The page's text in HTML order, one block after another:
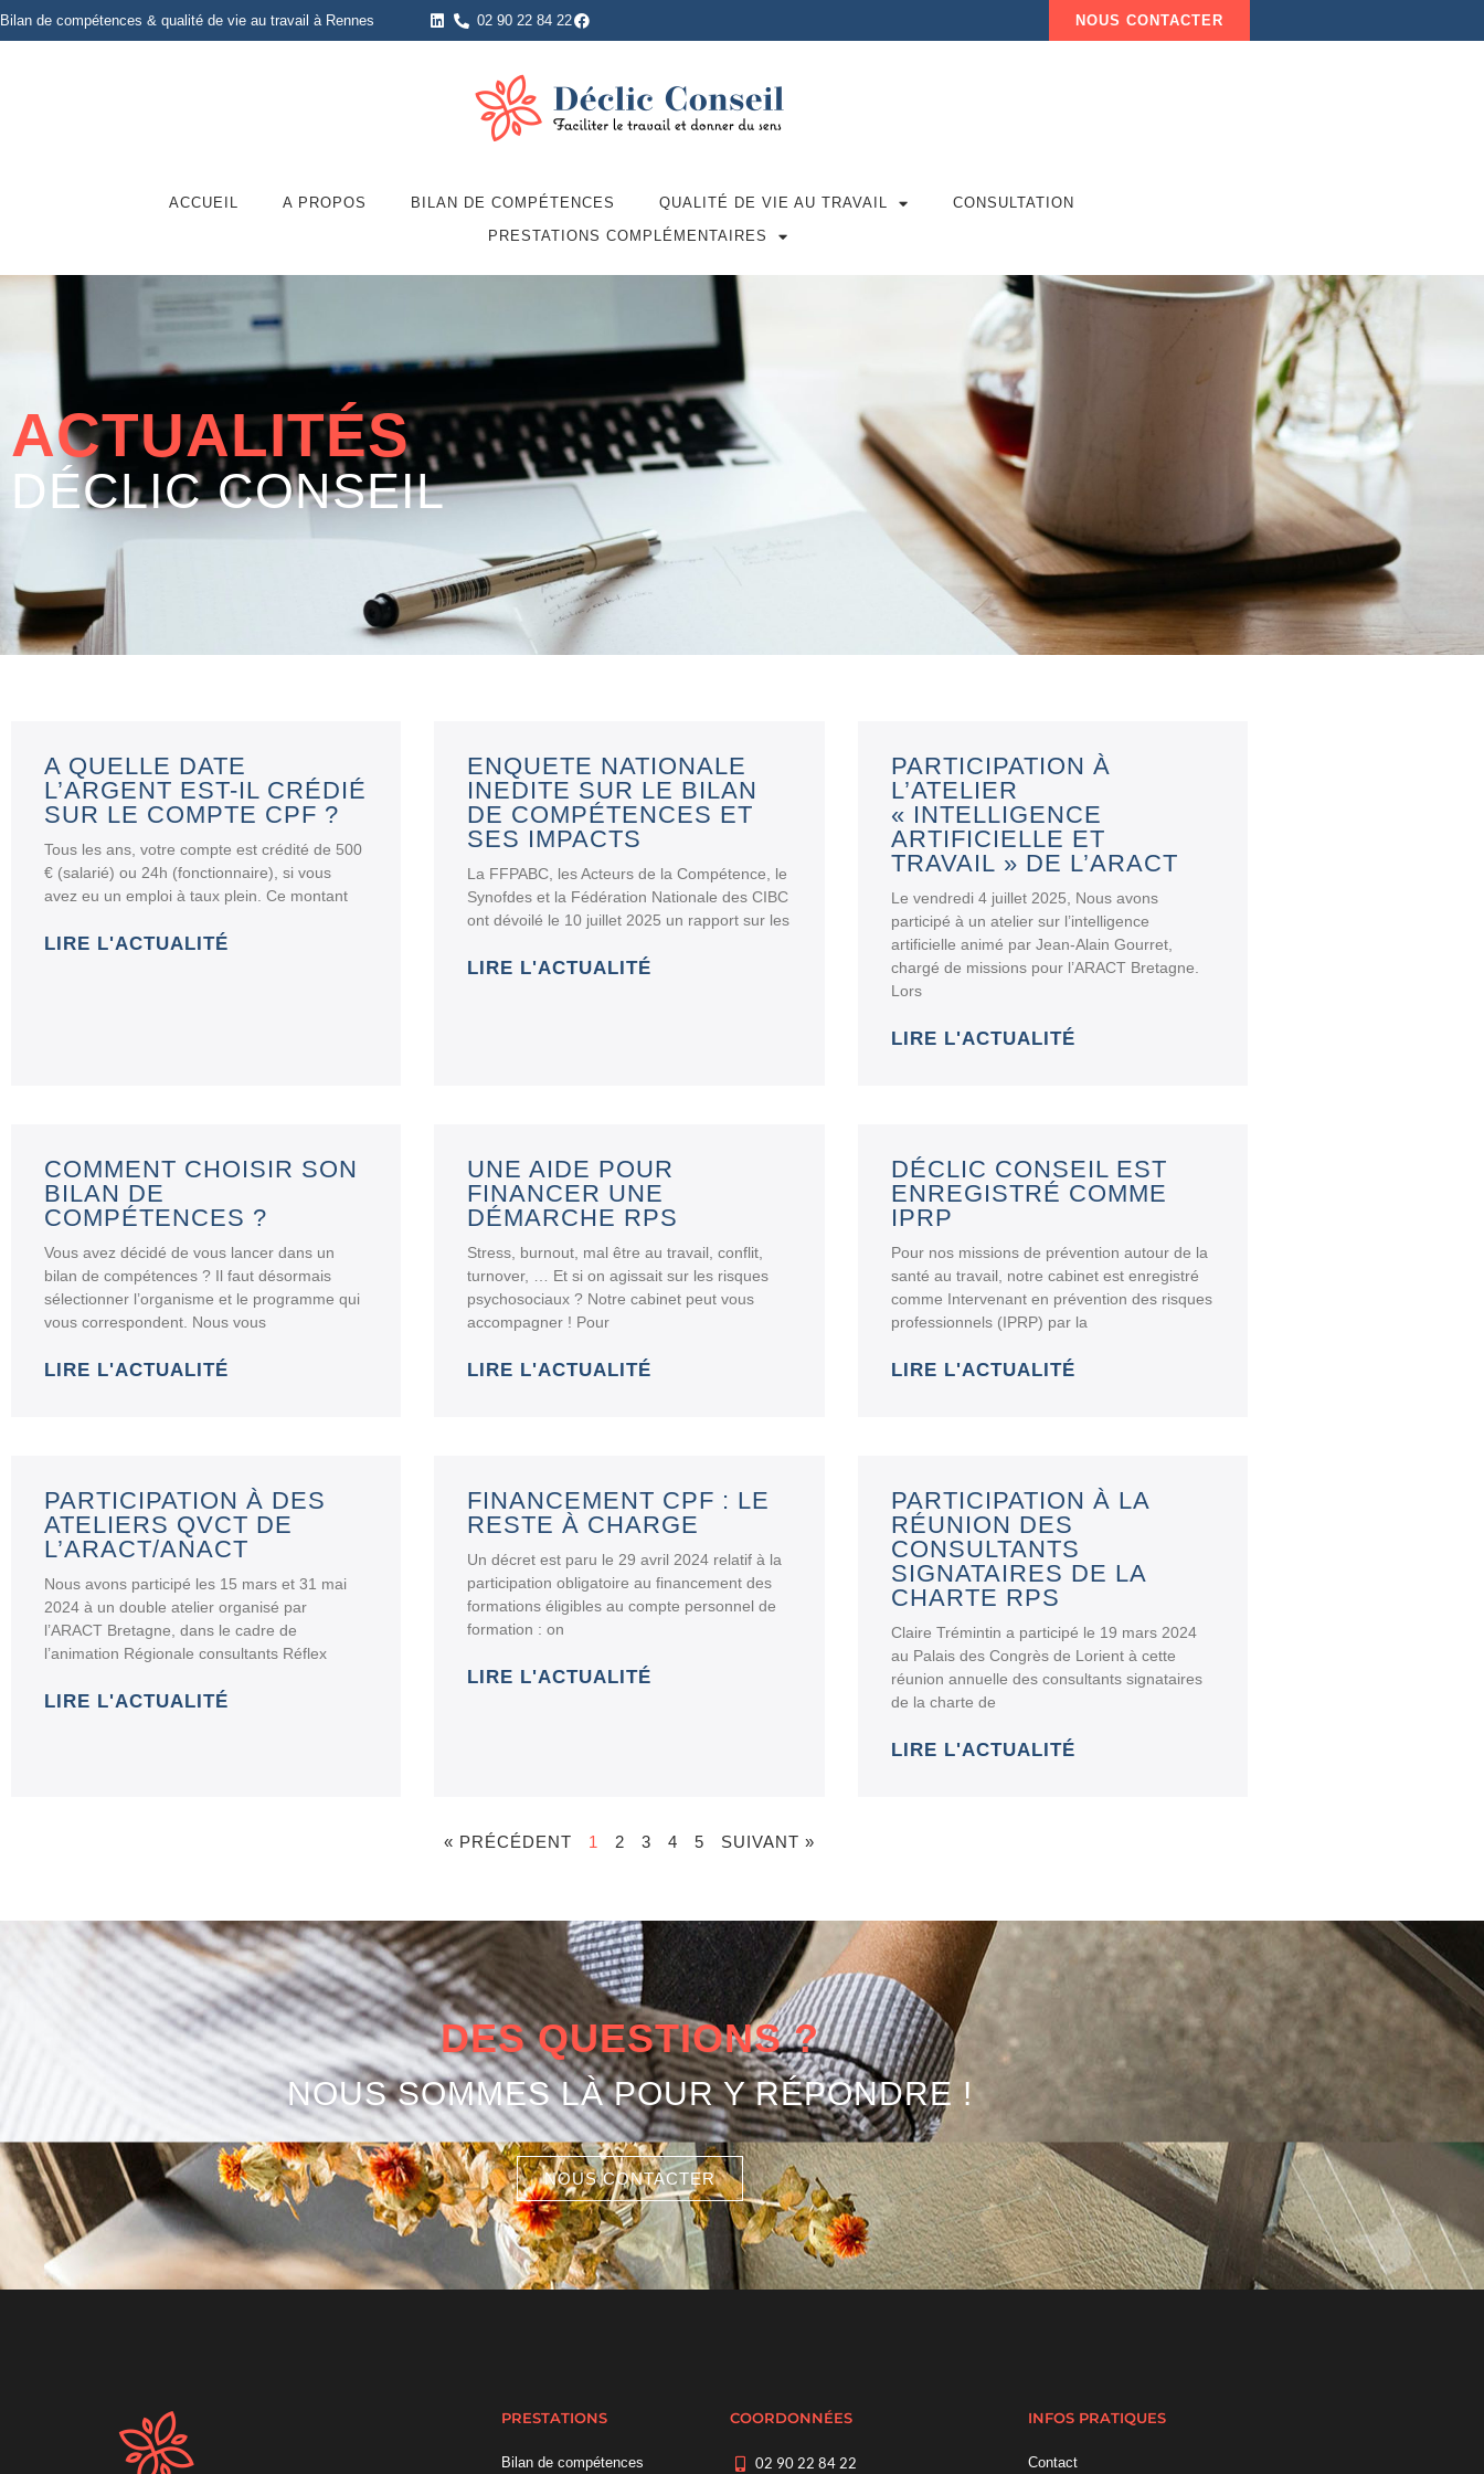
Bilan de compétences & qualité de vie au travail à Rennes 02 90 22 84 22 NOUS CONTACTER
ACCUEIL A PROPOS BILAN DE COMPÉTENCES QUALITÉ DE VIE AU TRAVAIL
CONSULTATION
PRESTATIONS COMPLÉMENTAIRES
ACTUALITÉS
DÉCLIC CONSEIL
A QUELLE DATE
L’ARGENT EST-IL CRÉDIÉ
SUR LE COMPTE CPF ?
Tous les ans, votre compte est crédité de 500
€ (salarié) ou 24h (fonctionnaire), si vous
avez eu un emploi à taux plein. Ce montant
LIRE L'ACTUALITÉ
ENQUETE NATIONALE
INEDITE SUR LE BILAN
DE COMPÉTENCES ET
SES IMPACTS
La FFPABC, les Acteurs de la Compétence, le
Synofdes et la Fédération Nationale des CIBC
ont dévoilé le 10 juillet 2025 un rapport sur les
LIRE L'ACTUALITÉ
PARTICIPATION À
L’ATELIER
« INTELLIGENCE
ARTIFICIELLE ET
TRAVAIL » DE L’ARACT
Le vendredi 4 juillet 2025, Nous avons
participé à un atelier sur l’intelligence
artificielle animé par Jean-Alain Gourret,
chargé de missions pour l’ARACT Bretagne.
Lors
LIRE L'ACTUALITÉ
COMMENT CHOISIR SON
BILAN DE
COMPÉTENCES ?
Vous avez décidé de vous lancer dans un
bilan de compétences ? Il faut désormais
sélectionner l’organisme et le programme qui
vous correspondent. Nous vous
LIRE L'ACTUALITÉ
UNE AIDE POUR
FINANCER UNE
DÉMARCHE RPS
Stress, burnout, mal être au travail, conflit,
turnover, … Et si on agissait sur les risques
psychosociaux ? Notre cabinet peut vous
accompagner ! Pour
LIRE L'ACTUALITÉ
DÉCLIC CONSEIL EST
ENREGISTRÉ COMME
IPRP
Pour nos missions de prévention autour de la
santé au travail, notre cabinet est enregistré
comme Intervenant en prévention des risques
professionnels (IPRP) par la
LIRE L'ACTUALITÉ
PARTICIPATION À DES
ATELIERS QVCT DE
L’ARACT/ANACT
Nous avons participé les 15 mars et 31 mai
2024 à un double atelier organisé par
l’ARACT Bretagne, dans le cadre de
l’animation Régionale consultants Réflex
LIRE L'ACTUALITÉ
FINANCEMENT CPF : LE
RESTE À CHARGE
Un décret est paru le 29 avril 2024 relatif à la
participation obligatoire au financement des
formations éligibles au compte personnel de
formation : on
LIRE L'ACTUALITÉ
PARTICIPATION À LA
RÉUNION DES
CONSULTANTS
SIGNATAIRES DE LA
CHARTE RPS
Claire Trémintin a participé le 19 mars 2024
au Palais des Congrès de Lorient à cette
réunion annuelle des consultants signataires
de la charte de
LIRE L'ACTUALITÉ
« PRÉCÉDENT 1 2 3 4 5 SUIVANT »
DES QUESTIONS ?
NOUS SOMMES LÀ POUR Y RÉPONDRE !
NOUS CONTACTER
PRESTATIONS
Bilan de compétences
COORDONNÉES
02 90 22 84 22
INFOS PRATIQUES
Contact